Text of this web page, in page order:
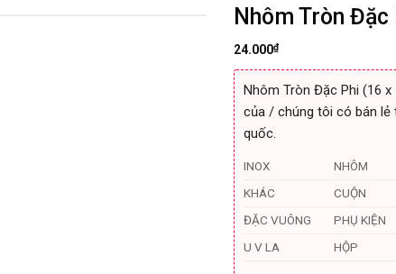
Nhôm Tròn
24.000₫
Nhôm Tròn Đặc Phi (16
của / chúng tôi có bán lẻ
quốc.
INOX NHÔM
KHÁC
CUỘN
ĐẶC VUÔNG
PHỤ KIỆN
U V LA
HỘP